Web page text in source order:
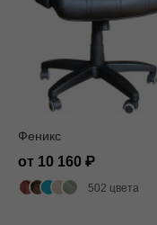
Феникс
от 10 160
502 цвета